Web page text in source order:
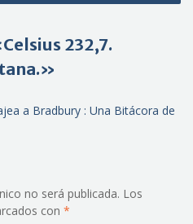
232,7.
a Bradbury : Una Bitácora de
no será publicada. Los
con *